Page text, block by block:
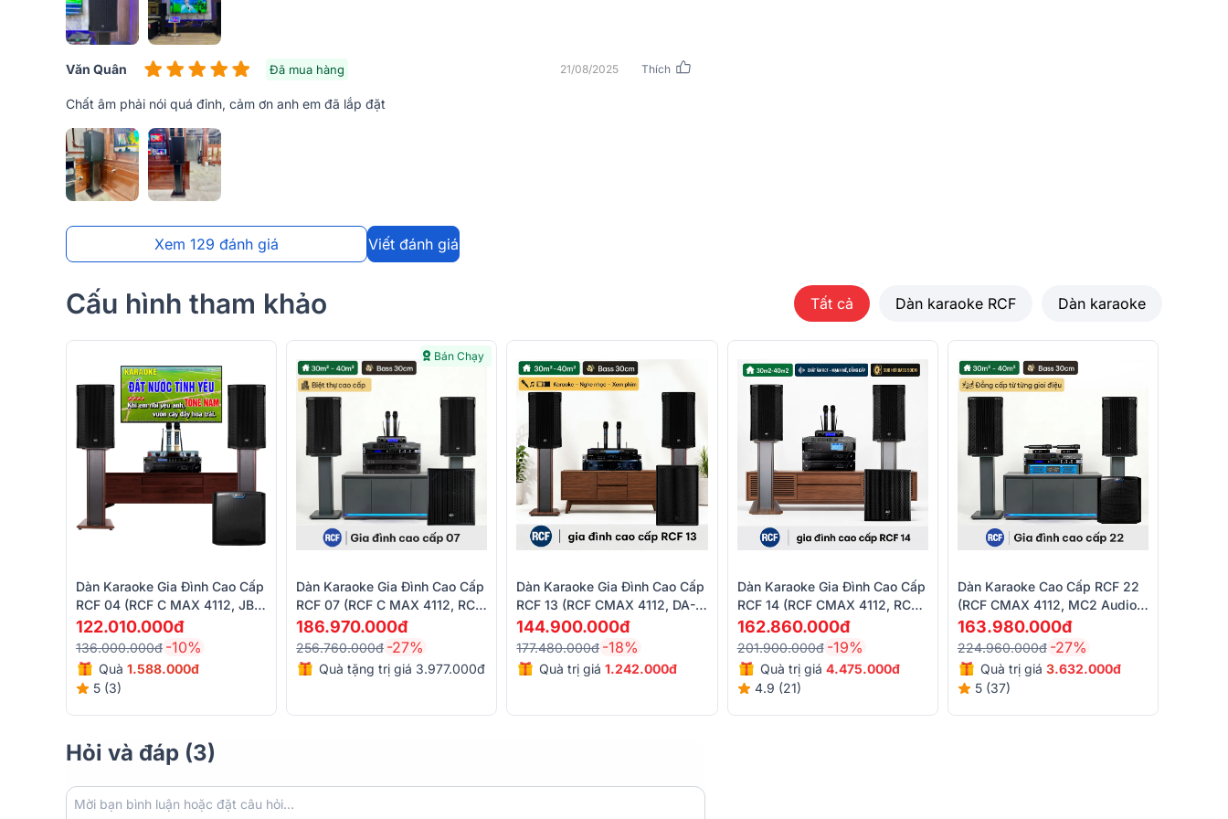
Văn Quân Đã mua hàng 21/08/2025 Thích
Chất âm phải nói quá đỉnh, cảm ơn anh em đã lắp đặt
Xem 129 đánh giá Viết đánh giá
Cấu hình tham khảo Tất cả Dàn karaoke RCF Dàn karaoke
Dàn Karaoke Gia Đình Cao Cấp
RCF 04 (RCF C MAX 4112, JBL
V10, BPR-8600, Alto TS12S,
BBS-S290D)
122.010.000đ
136.000.000đ -10%
Quà 1.588.000đ
5 (3)
Bán Chạy
Dàn Karaoke Gia Đình Cao Cấp
RCF 07 (RCF C MAX 4112, RCF
IPS 5.0K, RCF IPS 2.5K, KX190,
S8018II, VM300,...)
186.970.000đ
256.760.000đ -27%
Quà tặng trị giá 3.977.000đ
Dàn Karaoke Gia Đình Cao Cấp
RCF 13 (RCF CMAX 4112, DA-
212K, BIK BPR-5800, RCF 705-
AS MK3, BS9800)
144.900.000đ
177.480.000đ -18%
Quà trị giá1.242.000đ
Dàn Karaoke Gia Đình Cao Cấp
RCF 14 (RCF CMAX 4112, RCF
S8018 II, JBL V8, AAP K9900II
Luxury, VM300)
162.860.000đ
201.900.000đ -19%
Quà trị giá 4.475.000đ
4.9 (21)
Dàn Karaoke Cao Cấp RCF 22
(RCF CMAX 4112, MC2 Audio
E25, JBL KX190, Alto TS15S,...)
163.980.000đ
224.960.000đ -27%
Quà trị giá 3.632.000đ
5 (37)
Hỏi và đáp (3)